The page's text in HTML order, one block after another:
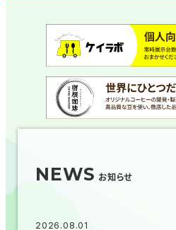
NEWS お知らせ
2026.08.01